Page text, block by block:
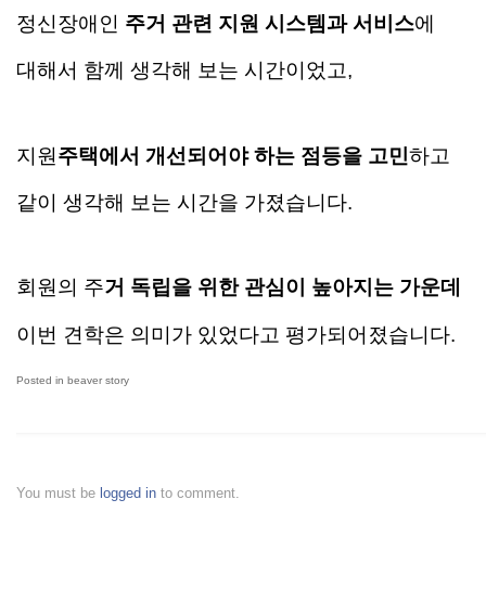
정신장애인 주거 관련 지원 시스템과 서비스에
대해서 함께 생각해 보는 시간이었고,
지원주택에서 개선되어야 하는 점등을 고민하고
같이 생각해 보는 시간을 가졌습니다.
회원의 주거 독립을 위한 관심이 높아지는 가운데
이번 견학은 의미가 있었다고 평가되어졌습니다.
Posted in beaver story
You must be logged in to comment.